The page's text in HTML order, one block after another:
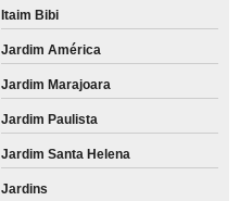
Itaim Bibi
Jardim América
Jardim Marajoara
Jardim Paulista
Jardim Santa Helena
Jardins